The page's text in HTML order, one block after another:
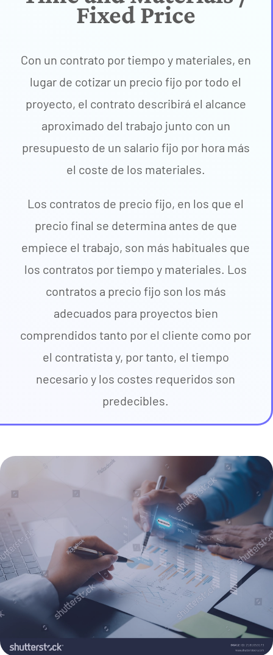
Fixed Price
Con un contrato por tiempo y materiales, en
lugar de cotizar un precio fijo por todo el
proyecto, el contrato describirá el alcance
aproximado del trabajo junto con un
presupuesto de un salario fijo por hora más
el coste de los materiales.
Los contratos de precio fijo, en los que el
precio final se determina antes de que
empiece el trabajo, son más habituales que
los contratos por tiempo y materiales. Los
contratos a precio fijo son los más
adecuados para proyectos bien
comprendidos tanto por el cliente como por
el contratista y, por tanto, el tiempo
necesario y los costes requeridos son
predecibles.